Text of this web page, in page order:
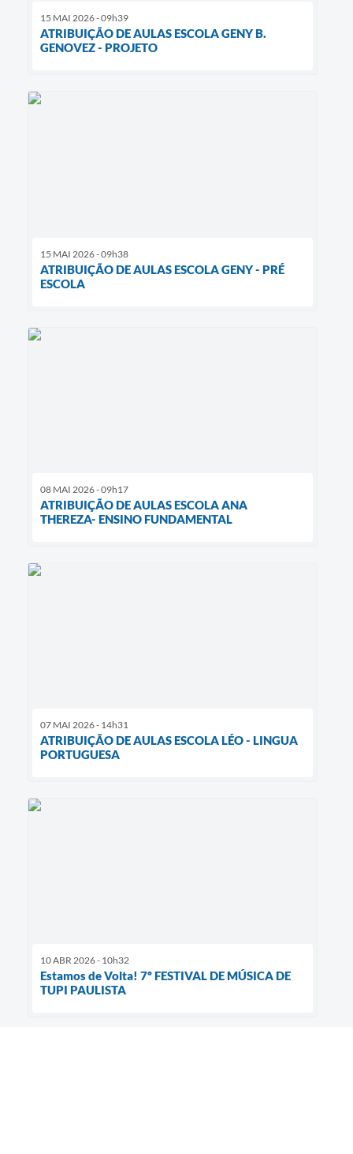
15 MAI 2026 - 09h39
ATRIBUIÇÃO DE AULAS ESCOLA GENY B.
GENOVEZ - PROJETO
15 MAI 2026 - 09h38
ATRIBUIÇÃO DE AULAS ESCOLA GENY - PRÉ
ESCOLA
08 MAI 2026 - 09h17
ATRIBUIÇÃO DE AULAS ESCOLA ANA
THEREZA- ENSINO FUNDAMENTAL
07 MAI 2026 - 14h31
ATRIBUIÇÃO DE AULAS ESCOLA LÉO - LINGUA
PORTUGUESA
10 ABR 2026 - 10h32
Estamos de Volta! 7º FESTIVAL DE MÚSICA DE
TUPI PAULISTA